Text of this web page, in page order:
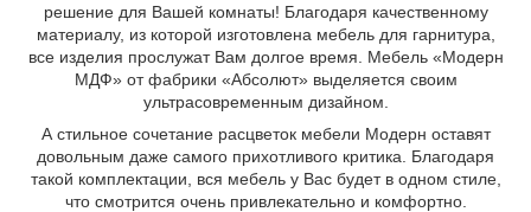
решение для Вашей комнаты! Благодаря качественному
материалу, из которой изготовлена мебель для гарнитура,
все изделия прослужат Вам долгое время. Мебель «Модерн
МДФ» от фабрики «Абсолют» выделяется своим
ультрасовременным дизайном.
А стильное сочетание расцветок мебели Модерн оставят
довольным даже самого прихотливого критика. Благодаря
такой комплектации, вся мебель у Вас будет в одном стиле,
что смотрится очень привлекательно и комфортно.